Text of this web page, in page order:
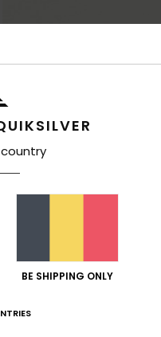
BE SHIPPING ONLY